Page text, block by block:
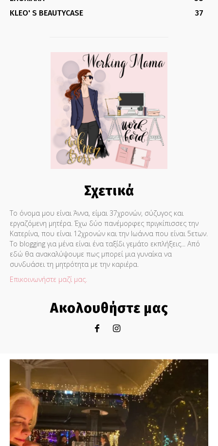
KLEO' S BEAUTYCASE
37
Σχετικά
Το όνομα μου είναι Άννα, είμαι 37χρονών, σύζυγος και
εργαζόμενη μητέρα. Έχω δύο πανέμορφες πριγκίπισσες την
Κατερίνα, που είναι 12χρονών και την Ιωάννα που είναι 5ετων.
Το blogging για μένα είναι ένα ταξίδι γεμάτο εκπλήξεις... Από
εδώ θα ανακαλύψουμε πως μπορεί μια γυναίκα να
συνδυάσει τη μητρότητα με την καριέρα.
Επικοινωνήστε μαζί μας.
Ακολουθήστε μας